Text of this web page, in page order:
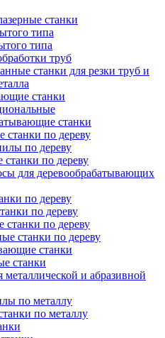
станки
типа
типа
труб
станки для резки труб и
станки
станки
станки по дереву
по дереву
станки по дереву
для деревообрабатывающих
по дереву
по дереву
станки по дереву
станки по дереву
станки
станки
и абразивной
по металлу
по металлу